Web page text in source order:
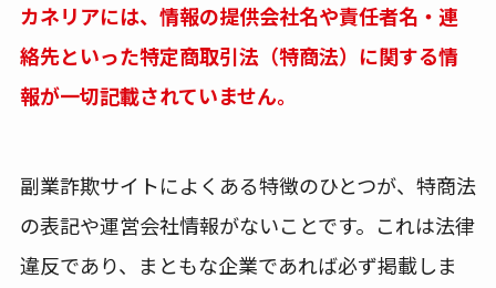
カネリアには、情報の提供会社名や責任者名・連
絡先といった特定商取引法（特商法）に関する情
報が一切記載されていません。
副業詐欺サイトによくある特徴のひとつが、特商法
の表記や運営会社情報がないことです。これは法律
違反であり、まともな企業であれば必ず掲載しま